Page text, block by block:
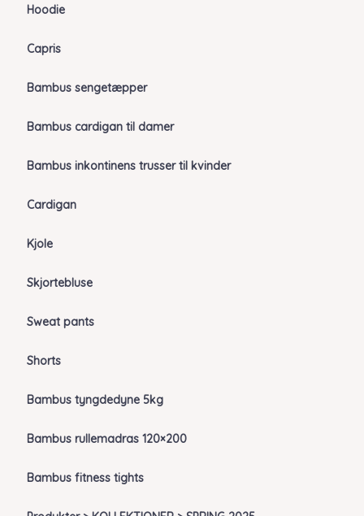
Hoodie
Capris
Bambus sengetæpper
Bambus cardigan til damer
Bambus inkontinens trusser til kvinder
Cardigan
Kjole
Skjortebluse
Sweat pants
Shorts
Bambus tyngdedyne 5kg
Bambus rullemadras 120×200
Bambus fitness tights